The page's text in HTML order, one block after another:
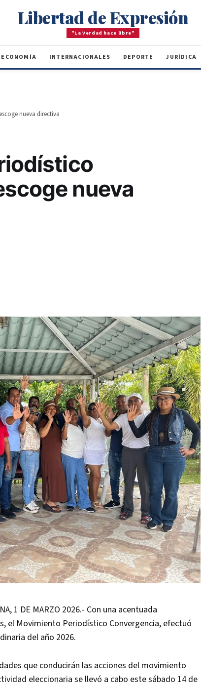
Libertad de Expresión
"La Verdad hace libre"
ECONOMÍA INTERNACIONALES DEPORTE JURÍDICA
nueva directiva
nueva
1 DE MARZO 2026.- Con una acentuada
el Movimiento Periodístico Convergencia, efectuó
del año 2026.
que conducirán las acciones del movimiento
eleccionaria se llevó a cabo este sábado 14 de